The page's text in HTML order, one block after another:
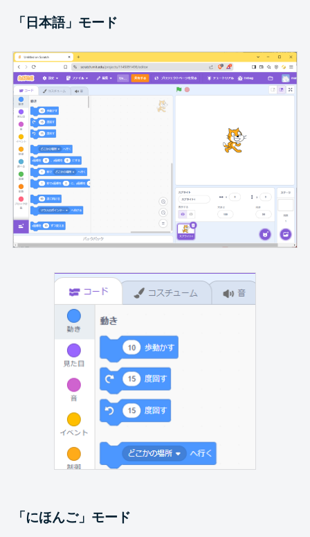
「日本語」モード
「にほんご」モード